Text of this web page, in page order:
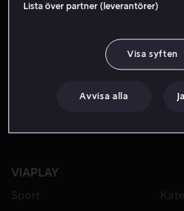
VIAPLAY
Sport
Lista över partner (leverantörer)
Visa syften
Avvisa alla